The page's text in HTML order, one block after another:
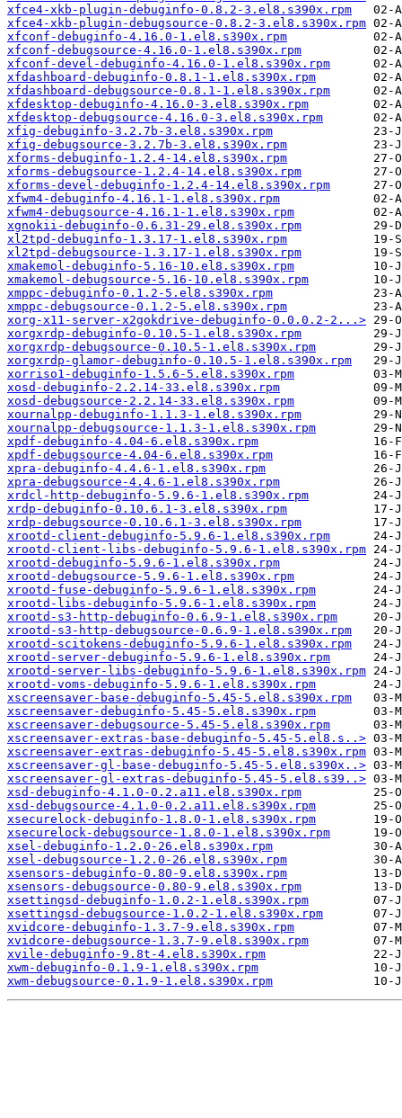
xfce4-xkb-plugin-debuginfo-0.8.2-3.el8.s390x.rpm
xfce4-xkb-plugin-debugsource-0.8.2-3.el8.s390x.rpm
xfconf-debuginfo-4.16.0-1.el8.s390x.rpm
xfconf-debugsource-4.16.0-1.el8.s390x.rpm
xfconf-devel-debuginfo-4.16.0-1.el8.s390x.rpm
xfdashboard-debuginfo-0.8.1-1.el8.s390x.rpm
xfdashboard-debugsource-0.8.1-1.el8.s390x.rpm
xfdesktop-debuginfo-4.16.0-3.el8.s390x.rpm
xfdesktop-debugsource-4.16.0-3.el8.s390x.rpm
xfig-debuginfo-3.2.7b-3.el8.s390x.rpm
xfig-debugsource-3.2.7b-3.el8.s390x.rpm
xforms-debuginfo-1.2.4-14.el8.s390x.rpm
xforms-debugsource-1.2.4-14.el8.s390x.rpm
xforms-devel-debuginfo-1.2.4-14.el8.s390x.rpm
xfwm4-debuginfo-4.16.1-1.el8.s390x.rpm
xfwm4-debugsource-4.16.1-1.el8.s390x.rpm
xgnokii-debuginfo-0.6.31-29.el8.s390x.rpm
xl2tpd-debuginfo-1.3.17-1.el8.s390x.rpm
xl2tpd-debugsource-1.3.17-1.el8.s390x.rpm
xmakemol-debuginfo-5.16-10.el8.s390x.rpm
xmakemol-debugsource-5.16-10.el8.s390x.rpm
xmppc-debuginfo-0.1.2-5.el8.s390x.rpm
xmppc-debugsource-0.1.2-5.el8.s390x.rpm
xorg-x11-server-x2gokdrive-debuginfo-0.0.0.2-2...>
xorgxrdp-debuginfo-0.10.5-1.el8.s390x.rpm
xorgxrdp-debugsource-0.10.5-1.el8.s390x.rpm
xorgxrdp-glamor-debuginfo-0.10.5-1.el8.s390x.rpm
xorriso1-debuginfo-1.5.6-5.el8.s390x.rpm
xosd-debuginfo-2.2.14-33.el8.s390x.rpm
xosd-debugsource-2.2.14-33.el8.s390x.rpm
xournalpp-debuginfo-1.1.3-1.el8.s390x.rpm
xournalpp-debugsource-1.1.3-1.el8.s390x.rpm
xpdf-debuginfo-4.04-6.el8.s390x.rpm
xpdf-debugsource-4.04-6.el8.s390x.rpm
xpra-debuginfo-4.4.6-1.el8.s390x.rpm
xpra-debugsource-4.4.6-1.el8.s390x.rpm
xrdcl-http-debuginfo-5.9.6-1.el8.s390x.rpm
xrdp-debuginfo-0.10.6.1-3.el8.s390x.rpm
xrdp-debugsource-0.10.6.1-3.el8.s390x.rpm
xrootd-client-debuginfo-5.9.6-1.el8.s390x.rpm
xrootd-client-libs-debuginfo-5.9.6-1.el8.s390x.rpm
xrootd-debuginfo-5.9.6-1.el8.s390x.rpm
xrootd-debugsource-5.9.6-1.el8.s390x.rpm
xrootd-fuse-debuginfo-5.9.6-1.el8.s390x.rpm
xrootd-libs-debuginfo-5.9.6-1.el8.s390x.rpm
xrootd-s3-http-debuginfo-0.6.9-1.el8.s390x.rpm
xrootd-s3-http-debugsource-0.6.9-1.el8.s390x.rpm
xrootd-scitokens-debuginfo-5.9.6-1.el8.s390x.rpm
xrootd-server-debuginfo-5.9.6-1.el8.s390x.rpm
xrootd-server-libs-debuginfo-5.9.6-1.el8.s390x.rpm
xrootd-voms-debuginfo-5.9.6-1.el8.s390x.rpm
xscreensaver-base-debuginfo-5.45-5.el8.s390x.rpm
xscreensaver-debuginfo-5.45-5.el8.s390x.rpm
xscreensaver-debugsource-5.45-5.el8.s390x.rpm
xscreensaver-extras-base-debuginfo-5.45-5.el8.s..>
xscreensaver-extras-debuginfo-5.45-5.el8.s390x.rpm
xscreensaver-gl-base-debuginfo-5.45-5.el8.s390x..>
xscreensaver-gl-extras-debuginfo-5.45-5.el8.s39..>
xsd-debuginfo-4.1.0-0.2.a11.el8.s390x.rpm
xsd-debugsource-4.1.0-0.2.a11.el8.s390x.rpm
xsecurelock-debuginfo-1.8.0-1.el8.s390x.rpm
xsecurelock-debugsource-1.8.0-1.el8.s390x.rpm
xsel-debuginfo-1.2.0-26.el8.s390x.rpm
xsel-debugsource-1.2.0-26.el8.s390x.rpm
xsensors-debuginfo-0.80-9.el8.s390x.rpm
xsensors-debugsource-0.80-9.el8.s390x.rpm
xsettingsd-debuginfo-1.0.2-1.el8.s390x.rpm
xsettingsd-debugsource-1.0.2-1.el8.s390x.rpm
xvidcore-debuginfo-1.3.7-9.el8.s390x.rpm
xvidcore-debugsource-1.3.7-9.el8.s390x.rpm
xvile-debuginfo-9.8t-4.el8.s390x.rpm
xwm-debuginfo-0.1.9-1.el8.s390x.rpm
xwm-debugsource-0.1.9-1.el8.s390x.rpm